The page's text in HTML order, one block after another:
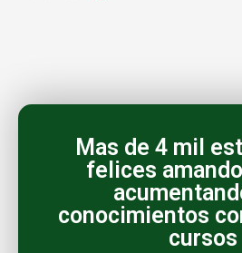
Mas de 4 mil
felices
conocimientos
cursos